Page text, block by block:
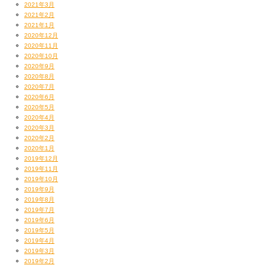
2021年3月
2021年2月
2021年1月
2020年12月
2020年11月
2020年10月
2020年9月
2020年8月
2020年7月
2020年6月
2020年5月
2020年4月
2020年3月
2020年2月
2020年1月
2019年12月
2019年11月
2019年10月
2019年9月
2019年8月
2019年7月
2019年6月
2019年5月
2019年4月
2019年3月
2019年2月